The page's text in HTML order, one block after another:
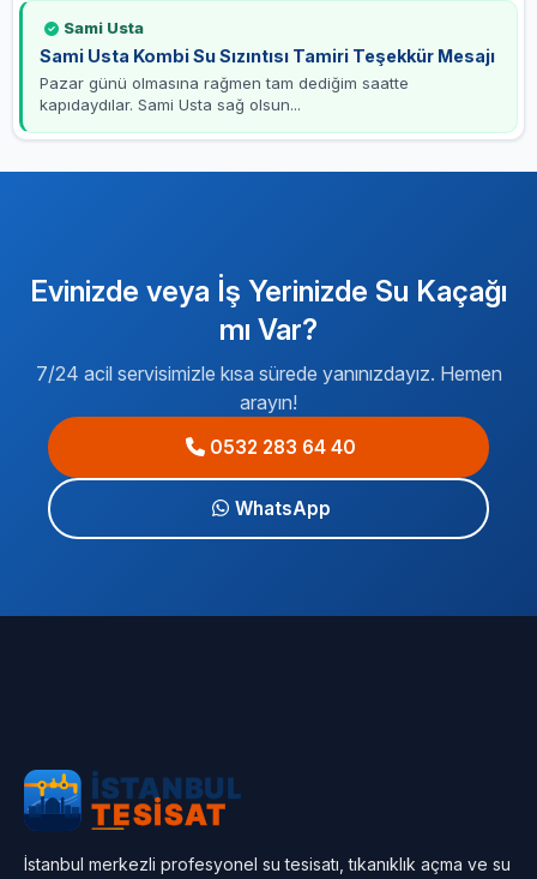
Sami Usta
Sami Usta Kombi Su Sızıntısı Tamiri Teşekkür Mesajı
Pazar günü olmasına rağmen tam dediğim saatte
kapıdaydılar. Sami Usta sağ olsun...
Evinizde veya İş Yerinizde Su Kaçağı
mı Var?
7/24 acil servisimizle kısa sürede yanınızdayız. Hemen
arayın!
0532 283 64 40
WhatsApp
İstanbul merkezli profesyonel su tesisatı, tıkanıklık açma ve su